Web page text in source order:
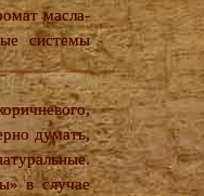
масла-
системы
думать,
в случае